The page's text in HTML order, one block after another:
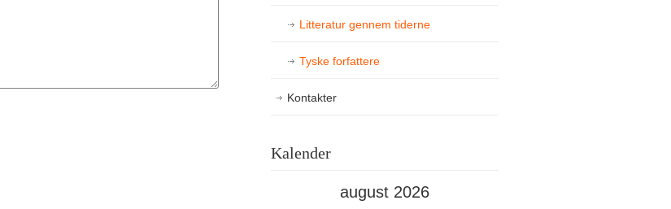
Litteratur gennem tiderne
Tyske forfattere
Kontakter
Kalender
august 2026